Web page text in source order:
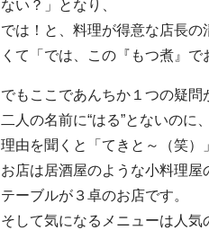
ない？」となり、
では！と、料理が得意な店長
くて「では、この『もつ煮』で
でもここであんちか１つの疑問
二人の名前に“はる”とないのに
理由を聞くと「てきと～（笑）
お店は居酒屋のような小料理屋
テーブルが３卓のお店です。
そして気になるメニューは人